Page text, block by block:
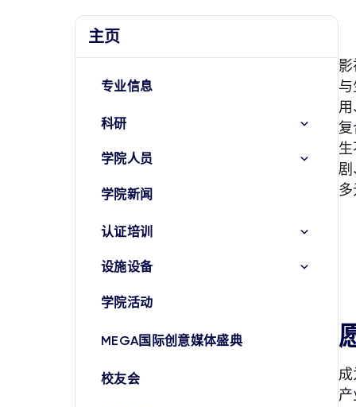
主页
专业信息
科研
学院人员
学院新闻
认证培训
设施设备
学院活动
MEGA国际创意媒体盛典
校友会